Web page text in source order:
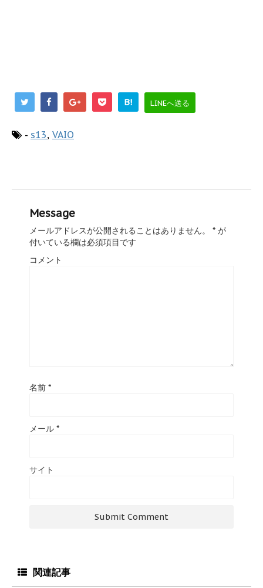
B! LINEへ送る
- s13, VAIO
Message
メールアドレスが公開されることはありません。 * が
付いている欄は必須項目です
コメント
名前 *
メール *
サイト
関連記事